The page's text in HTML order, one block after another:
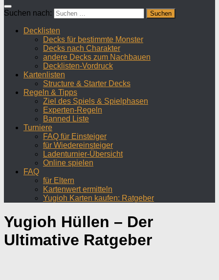
Suchen nach:
Decklisten
Decks für bestimmte Monster
Decks nach Charakter
andere Decks zum Nachbauen
Decklisten-Vordruck
Kartenlisten
Structure & Starter Decks
Regeln & Tipps
Ziel des Spiels & Spielphasen
Experten-Regeln
Banned Liste
Turniere
FAQ für Einsteiger
für Wiedereinsteiger
Ladenturnier-Übersicht
Online spielen
FAQ
für Eltern
Kartenwert ermitteln
Yugioh Karten kaufen: Ratgeber
Yugioh Hüllen – Der
Ultimative Ratgeber